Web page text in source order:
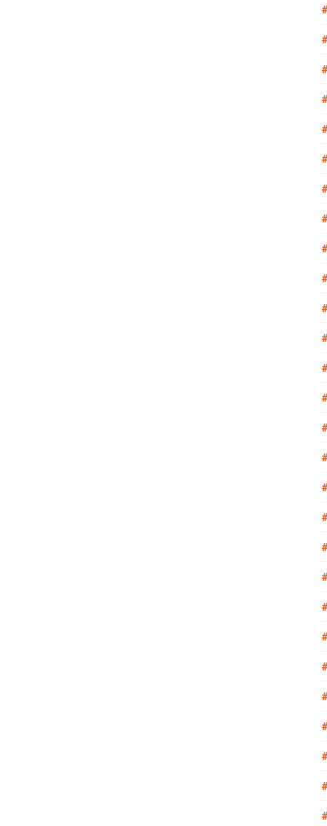
#
#
#
#
#
#
#
#
#
#
#
#
#
#
#
#
#
#
#
#
#
#
#
#
#
#
#
#